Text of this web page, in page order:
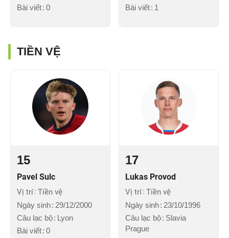
Bài viết 0
Bài viết 1
TIỀN VỆ
15
Pavel Sulc
Vị trí Tiền vệ
Ngày sinh 29/12/2000
Câu lạc bộ Lyon
Bài viết 0
17
Lukas Provod
Vị trí Tiền vệ
Ngày sinh 23/10/1996
Câu lạc bộ Slavia
Prague